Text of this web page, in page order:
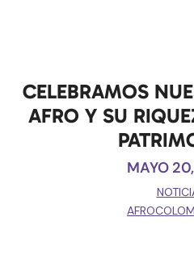
CELEBRAMOS
AFRO Y SU
MAYO